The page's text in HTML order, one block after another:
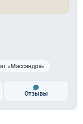
«Массандра»
Отзывы